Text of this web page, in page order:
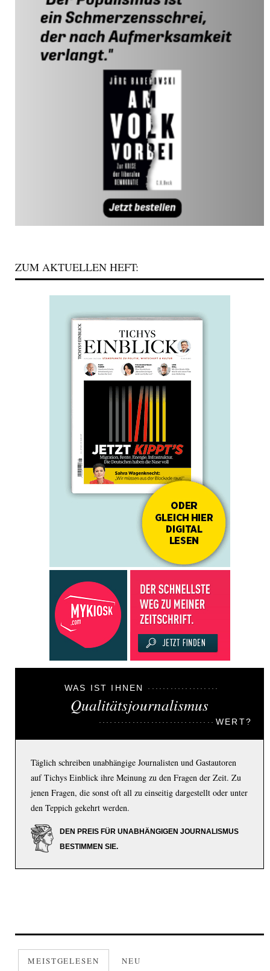
ZUM AKTUELLEN HEFT:
WAS IST IHNEN
Qualitätsjournalismus
WERT?
Täglich schreiben unabhängige Journalisten und Gastautoren
auf Tichys Einblick ihre Meinung zu den Fragen der Zeit. Zu
jenen Fragen, die sonst oft all zu einseitig dargestellt oder unter
den Teppich gekehrt werden.
DEN PREIS FÜR UNABHÄNGIGEN JOURNALISMUS
BESTIMMEN SIE.
MEISTGELESEN NEU